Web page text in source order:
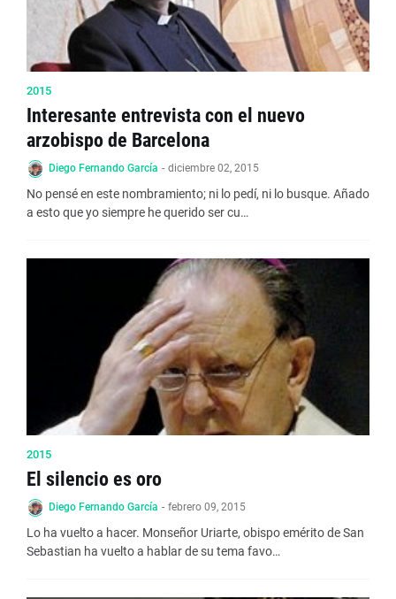
2015
Interesante entrevista con el nuevo
arzobispo de Barcelona
Diego Fernando García - diciembre 02, 2015
No pensé en este nombramiento; ni lo pedí, ni lo busque. Añado
a esto que yo siempre he querido ser cu…
2015
El silencio es oro
Diego Fernando García - febrero 09, 2015
Lo ha vuelto a hacer. Monseñor Uriarte, obispo emérito de San
Sebastian ha vuelto a hablar de su tema favo…